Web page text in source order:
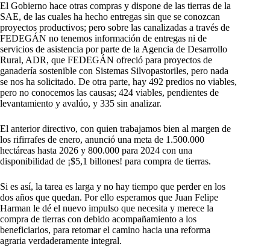
El Gobierno hace otras compras y dispone de las tierras de la
SAE, de las cuales ha hecho entregas sin que se conozcan
proyectos productivos; pero sobre las canalizadas a través de
FEDEGÁN no tenemos información de entregas ni de
servicios de asistencia por parte de la Agencia de Desarrollo
Rural, ADR, que FEDEGÁN ofreció para proyectos de
ganadería sostenible con Sistemas Silvopastoriles, pero nada
se nos ha solicitado. De otra parte, hay 492 predios no viables,
pero no conocemos las causas; 424 viables, pendientes de
levantamiento y avalúo, y 335 sin analizar.
El anterior directivo, con quien trabajamos bien al margen de
los rifirrafes de enero, anunció una meta de 1.500.000
hectáreas hasta 2026 y 800.000 para 2024 con una
disponibilidad de ¡$5,1 billones! para compra de tierras.
Si es así, la tarea es larga y no hay tiempo que perder en los
dos años que quedan. Por ello esperamos que Juan Felipe
Harman le dé el nuevo impulso que necesita y merece la
compra de tierras con debido acompañamiento a los
beneficiarios, para retomar el camino hacia una reforma
agraria verdaderamente integral.